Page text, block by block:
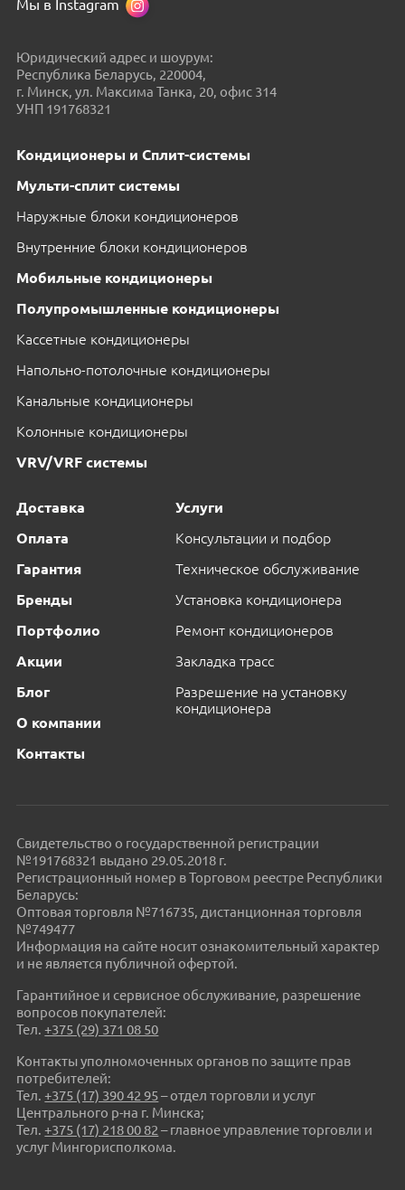
Мы в Instagram
Юридический адрес и шоурум:
Республика Беларусь, 220004,
г. Минск, ул. Максима Танка, 20, офис 314
УНП 191768321
Кондиционеры и Сплит-системы
Мульти-сплит системы
Наружные блоки кондиционеров
Внутренние блоки кондиционеров
Мобильные кондиционеры
Полупромышленные кондиционеры
Кассетные кондиционеры
Напольно-потолочные кондиционеры
Канальные кондиционеры
Колонные кондиционеры
VRV/VRF системы
Доставка
Оплата
Гарантия
Бренды
Портфолио
Акции
Блог
О компании
Контакты
Услуги
Консультации и подбор
Техническое обслуживание
Установка кондиционера
Ремонт кондиционеров
Закладка трасс
Разрешение на установку
кондиционера
Свидетельство о государственной регистрации
№191768321 выдано 29.05.2018 г.
Регистрационный номер в Торговом реестре Республики
Беларусь:
Оптовая торговля №716735, дистанционная торговля
№749477
Информация на сайте носит ознакомительный характер
и не является публичной офертой.
Гарантийное и сервисное обслуживание, разрешение
вопросов покупателей:
Тел.+375 (29) 371 08 50
Контакты уполномоченных органов по защите прав
потребителей:
Тел.+375 (17) 390 42 95– отдел торговли и услуг
Центрального р-на г. Минска;
Тел.+375 (17) 218 00 82 – главное управление торговли и
услуг Мингорисполкома.